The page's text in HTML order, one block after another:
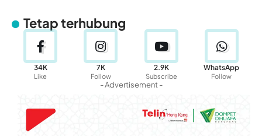
Tetap terhubung
34K
Like
7K
Follow
2.9K
Subscribe
WhatsApp
Follow
- Advertisement -